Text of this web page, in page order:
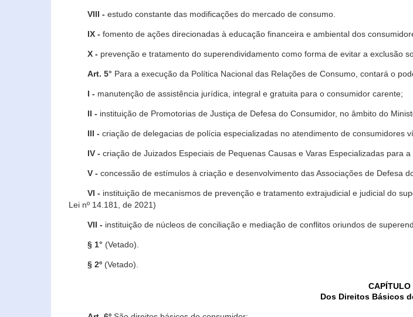
VIII - estudo constante das modificações do mercado de consumo.
IX - fomento de ações direcionadas à educação financeira e ambiental dos
X - prevenção e tratamento do superendividamento como forma de evitar a
Art. 5° Para a execução da Política Nacional das Relações de Consumo, contará o
I - manutenção de assistência jurídica, integral e gratuita para o consumidor carente;
II - instituição de Promotorias de Justiça de Defesa do Consumidor, no âmbito do
III - criação de delegacias de polícia especializadas no atendimento de consumidores
IV - criação de Juizados Especiais de Pequenas Causas e Varas Especializadas para
V - concessão de estímulos à criação e desenvolvimento das Associações de Defesa
VI - instituição de mecanismos de prevenção e tratamento extrajudicial e judicial
Lei nº 14.181, de 2021)
VII - instituição de núcleos de conciliação e mediação de conflitos oriundos de
§ 1° (Vetado).
§ 2º (Vetado).
CAPÍTULO
Dos Direitos Básicos